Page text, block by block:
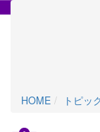
HOME トピッ